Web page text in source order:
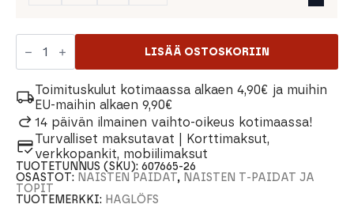
Haglöfs
Tee
Naisten
paita
määrä
LISÄÄ OSTOSKORIIN
Toimituskulut kotimaassa alkaen 4,90€ ja muihin
EU-maihin alkaen 9,90€
14 päivän ilmainen vaihto-oikeus kotimaassa!
Turvalliset maksutavat | Korttimaksut,
verkkopankit, mobiilimaksut
TUOTETUNNUS (SKU):607665-26
OSASTOT: NAISTEN PAIDAT, NAISTEN T-PAIDAT JA
TOPIT
TUOTEMERKKI: HAGLÖFS